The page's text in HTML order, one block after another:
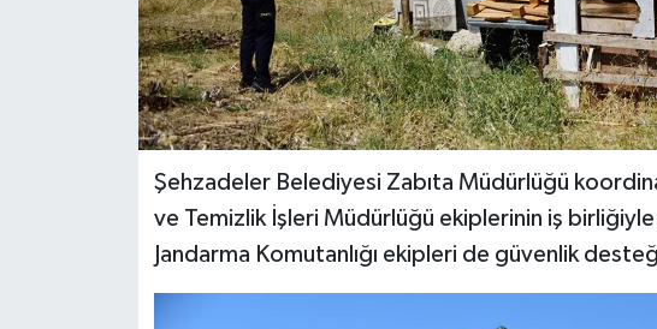
Şehzadeler Belediyesi Zabıta Müdürlüğü
ve Temizlik İşleri Müdürlüğü ekiplerinin iş
Jandarma Komutanlığı ekipleri de güvenlik